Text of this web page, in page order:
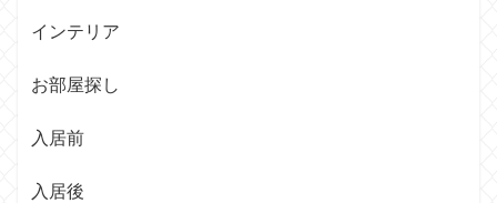
インテリア
お部屋探し
入居前
入居後